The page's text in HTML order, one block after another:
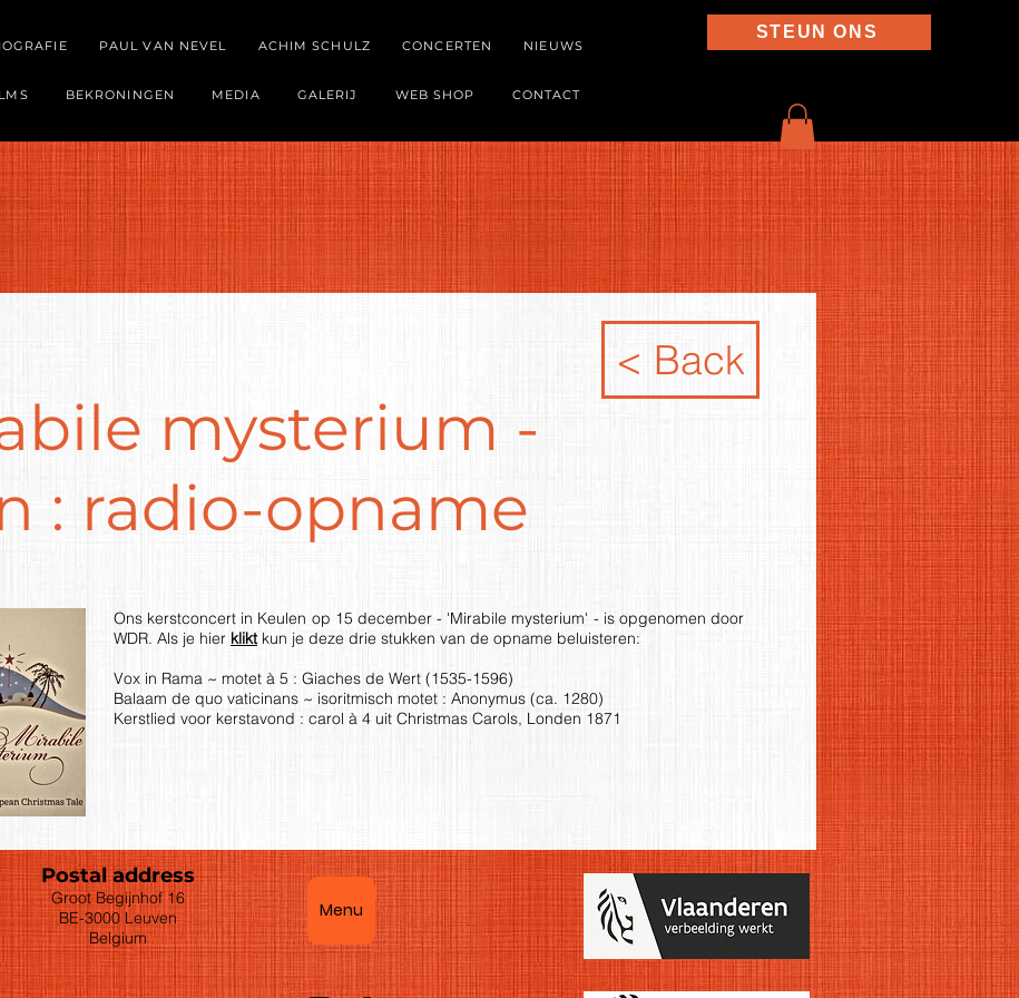
PAUL VAN NEVEL ACHIM SCHULZ CONCERTEN NIEUWS
BEKRONINGEN MEDIA GALERIJ WEB SHOP CONTACT
STEUN ONS
< Back
mysterium -
: radio-opname
Ons kerstconcert in Keulen op 15 december - 'Mirabile mysterium' - is opgenomen door
WDR. Als je hier kliktkun je deze drie stukken van de opname beluisteren:
Vox in Rama ~ motet à 5 : Giaches de Wert (1535-1596)
Balaam de quo vaticinans ~ isoritmisch motet : Anonymus (ca. 1280)
Kerstlied voor kerstavond : carol à 4 uit Christmas Carols, Londen 1871
Postal address
Groot Begijnhof 16
BE-3000 Leuven
Belgium
Menu